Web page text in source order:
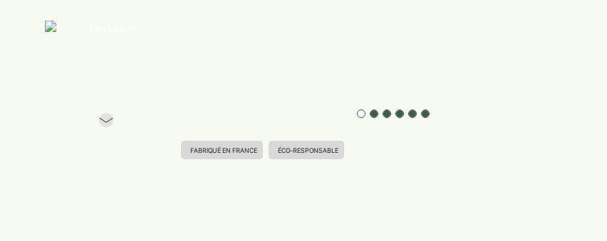
Previous
FABRIQUÉ EN FRANCE ÉCO-RESPONSABLE